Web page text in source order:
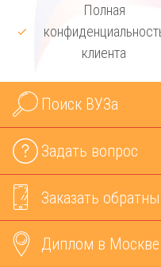
Полная
клиента
Поиск ВУЗа
Задать вопрос
Заказать
Диплом в Москве